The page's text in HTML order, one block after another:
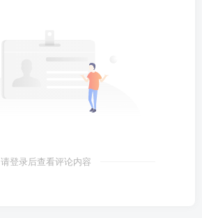
请登录后查看评论内容